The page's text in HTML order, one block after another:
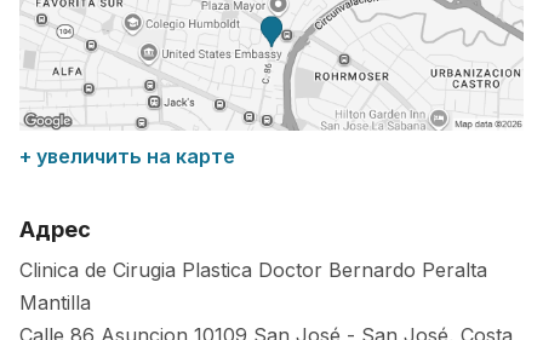
+ увеличить на карте
Адрес
Clinica de Cirugia Plastica Doctor Bernardo Peralta
Mantilla
Calle 86 Asuncion 10109 San José - San José, Costa